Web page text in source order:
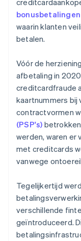
bonusbetalingen
waarin klanten
betalen.
Vóór de
afbetaling in
creditcardfraude
kaartnummers
contractvormen
(PSP's)
werden, waren er
met creditcards
vanwege
Tegelijkertijd
verschillende
geïntroduceerd.